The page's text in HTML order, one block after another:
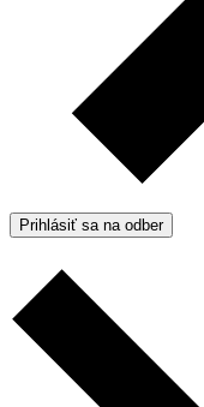
Prihlásiť sa na odber